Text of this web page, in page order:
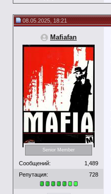
08.05.2025, 18:21
Mafiafan
Senior Member
Сообщений:
1,489
Репутация:
728